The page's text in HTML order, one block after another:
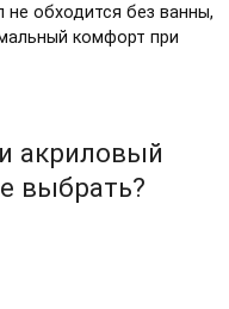
не обходится без ванны,
комфорт при
акриловый
выбрать?